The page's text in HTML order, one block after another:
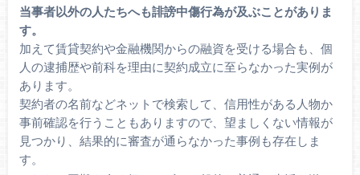
当事者以外の人たちへも誹謗中傷行為が及ぶことがありま
す。
加えて賃貸契約や金融機関からの融資を受ける場合も、個
人の逮捕歴や前科を理由に契約成立に至らなかった実例が
あります。
契約者の名前などネットで検索して、信用性がある人物か
事前確認を行うこともありますので、望ましくない情報が
見つかり、結果的に審査が通らなかった事例も存在しま
す。